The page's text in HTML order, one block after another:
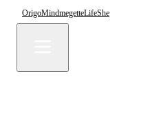
OrigoMindmegetteLifeShe